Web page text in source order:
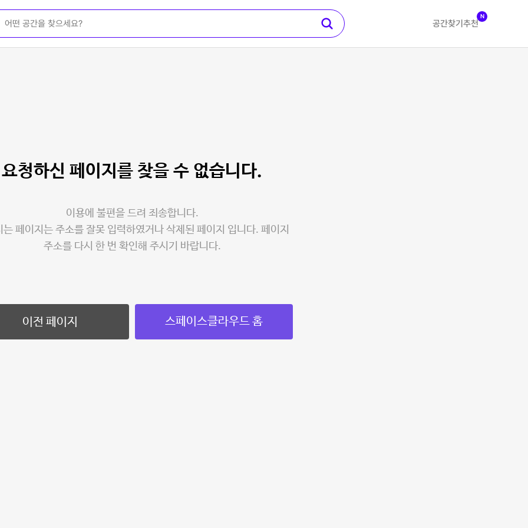
공간찾기 추천
N
요청하신 페이지를 찾을 수 없습니다.
이용에 불편을 드려 죄송합니다.
는 페이지는 주소를 잘못 입력하였거나 삭제된 페이지 입니다. 페이지
주소를 다시 한 번 확인해 주시기 바랍니다.
이전 페이지 스페이스클라우드 홈